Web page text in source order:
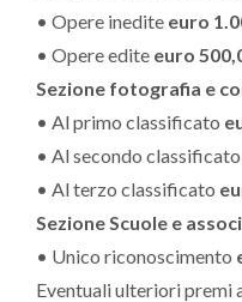
• Opere inedite euro
• Opere edite euro
Sezione fotografia e
• Al primo classificato
• Al secondo classificato
• Al terzo classificato
Sezione Scuole e
• Unico riconoscimento
Eventuali ulteriori premi